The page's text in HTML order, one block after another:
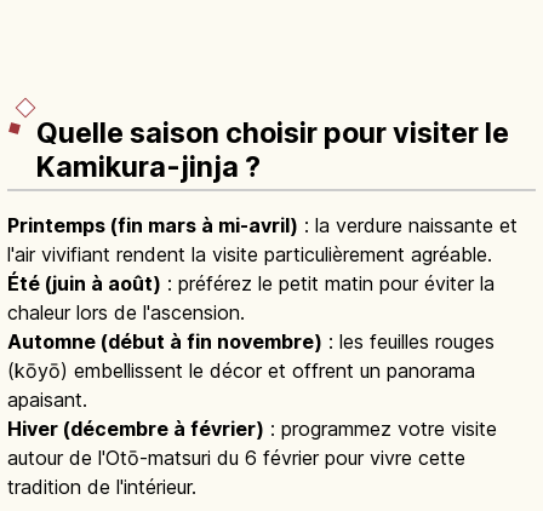
Quelle saison choisir pour visiter le
Kamikura-jinja ?
Printemps (fin mars à mi-avril) : la verdure naissante et
l'air vivifiant rendent la visite particulièrement agréable.
Été (juin à août) : préférez le petit matin pour éviter la
chaleur lors de l'ascension.
Automne (début à fin novembre) : les feuilles rouges
(kōyō) embellissent le décor et offrent un panorama
apaisant.
Hiver (décembre à février) : programmez votre visite
autour de l'Otō-matsuri du 6 février pour vivre cette
tradition de l'intérieur.